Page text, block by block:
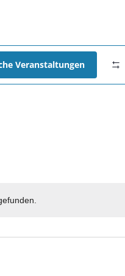
Veranstaltungen